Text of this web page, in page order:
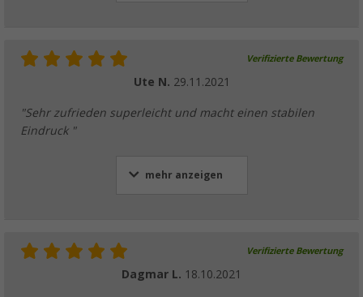
Verifizierte Bewertung
Ute N. 29.11.2021
"Sehr zufrieden superleicht und macht einen stabilen
Eindruck "
mehr anzeigen
Verifizierte Bewertung
Dagmar L. 18.10.2021